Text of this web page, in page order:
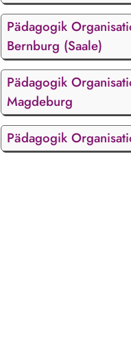
Pädagogik
Bernburg (Saale)
Pädagogik
Magdeburg
Pädagogik